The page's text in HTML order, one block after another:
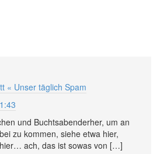
« Unser täglich Spam
und Buchtsabenderher, um an
zu kommen, siehe etwa hier,
ach, das ist sowas von […]